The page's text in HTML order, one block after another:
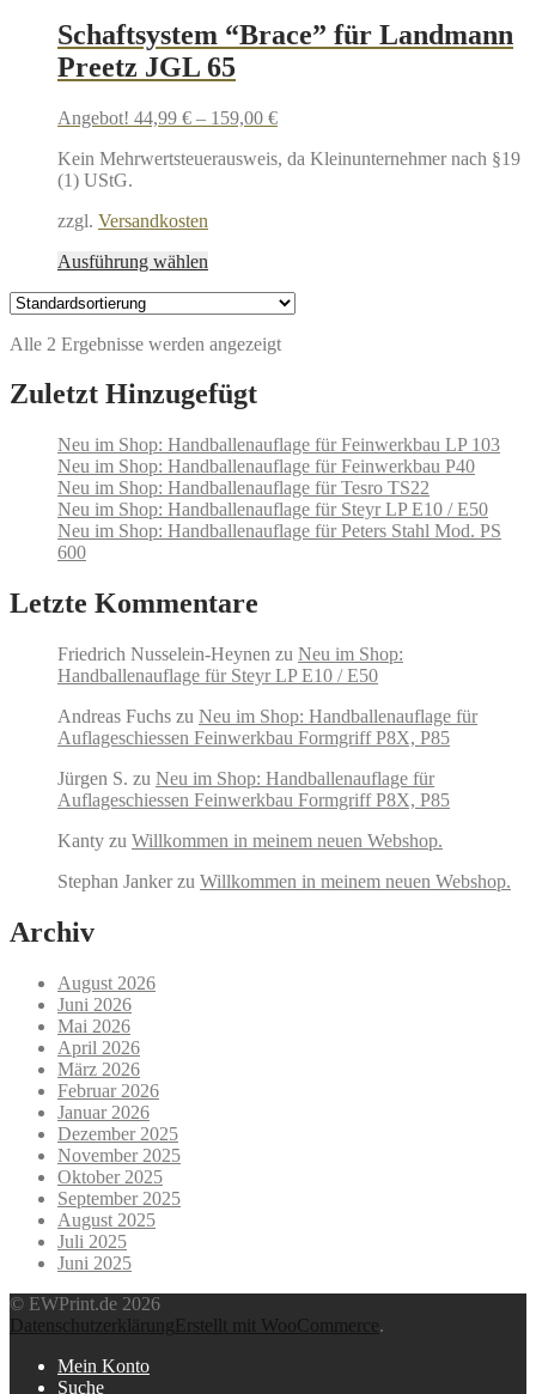
mehrere
Varianten
auf.
Optionen
können
auf
Schaftsystem “Brace” für Landmann
Preetz JGL 65
Angebot! 44,99 € – 159,00 €
Kein Mehrwertsteuerausweis, da Kleinunternehmer nach §19
(1) UStG.
zzgl. Versandkosten
Ausführung wählen
Varianten
Die
Optionen
auf
der
Produktseite
gewählt
werden
Alle 2 Ergebnisse werden angezeigt
Zuletzt Hinzugefügt
Neu im Shop: Handballenauflage für Feinwerkbau LP 103
Neu im Shop: Handballenauflage für Feinwerkbau P40
Neu im Shop: Handballenauflage für Tesro TS22
Neu im Shop: Handballenauflage für Steyr LP E10 / E50
Neu im Shop: Handballenauflage für Peters Stahl Mod. PS
600
Letzte Kommentare
Friedrich Nusselein-Heynen zu Neu im Shop:
Handballenauflage für Steyr LP E10 / E50
Andreas Fuchs zu Neu im Shop: Handballenauflage für
Auflageschiessen Feinwerkbau Formgriff P8X, P85
Jürgen S. zu Neu im Shop: Handballenauflage für
Auflageschiessen Feinwerkbau Formgriff P8X, P85
Kanty zu Willkommen in meinem neuen Webshop.
Stephan Jankerzu Willkommen in meinem neuen Webshop.
Archiv
August 2026
Juni 2026
Mai 2026
April 2026
März 2026
Februar 2026
Januar 2026
Dezember 2025
November 2025
Oktober 2025
September 2025
August 2025
Juli 2025
Juni 2025
© EWPrint.de 2026
Datenschutzerklärung Erstellt mit WooCommerce.
Mein Konto
Suche